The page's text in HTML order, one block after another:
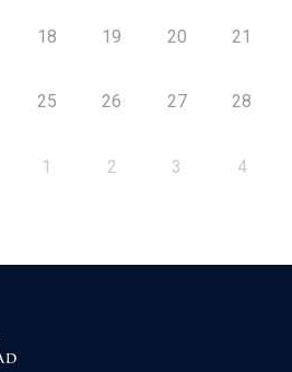
18 19 20 21
25 26 27 28
1 2 3 4